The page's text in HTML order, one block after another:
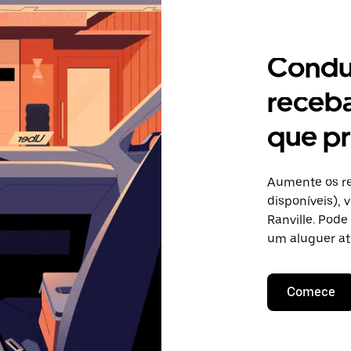
que
Aumente os
disponíveis),
Ranville.
um aluguer
Comece